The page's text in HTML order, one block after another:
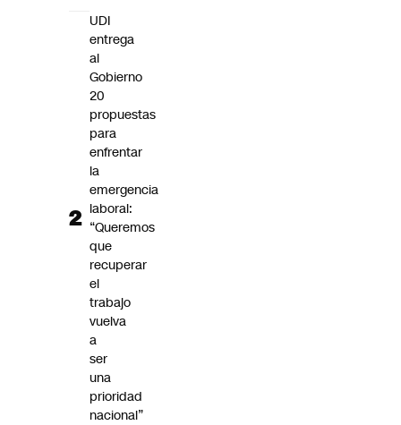
UDI
entrega
al
Gobierno
20
propuestas
para
enfrentar
la
emergencia
laboral:
“Queremos
que
recuperar
el
trabajo
vuelva
a
ser
una
prioridad
nacional”